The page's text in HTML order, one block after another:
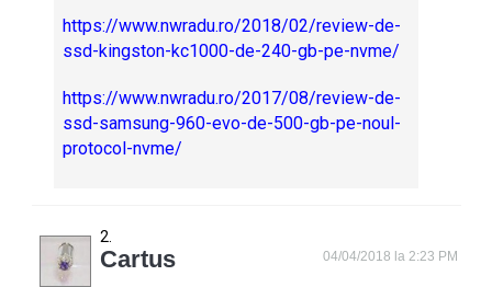
https://www.nwradu.ro/2018/02/review-de-
ssd-kingston-kc1000-de-240-gb-pe-nvme/
https://www.nwradu.ro/2017/08/review-de-
ssd-samsung-960-evo-de-500-gb-pe-noul-
protocol-nvme/
Cartus 04/04/2018 la 2:23 PM